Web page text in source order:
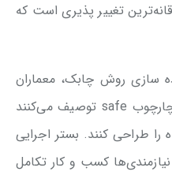
تغییر پذیری است که
سازی روش چابک، معماران
یک بستر اجرایی معماری را در چارچوب safe توصیف می‌کنند
را طراحی کنند. بستر اجرایی
کسب و کار تکامل